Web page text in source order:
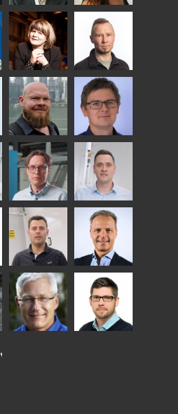
Mauri
Saksala
Mar
Garrido
Anna
Holmqvist
GLASTON
Jukka
Immonen
HEAT
TREATMENT
SOLUTIONS
- GLASTON
Pekka
Lyytikainen
Gennadi
Schadrin
GLASTON
Antti
Lehtokannas
Matthias
Fenske
Flavio
Martinho
Peter
Nischwitz
GLASTON